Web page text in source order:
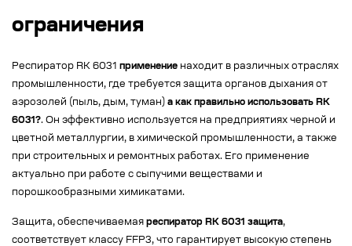
ограничения
Респиратор RK 6031 применение находит в различных отраслях
промышленности, где требуется защита органов дыхания от
аэрозолей (пыль, дым, туман) а как правильно использовать RK
6031?. Он эффективно используется на предприятиях черной и
цветной металлургии, в химической промышленности, а также
при строительных и ремонтных работах. Его применение
актуально при работе с сыпучими веществами и
порошкообразными химикатами.
Защита, обеспечиваемая респиратор RK 6031 защита,
соответствует классу FFP3, что гарантирует высокую степень